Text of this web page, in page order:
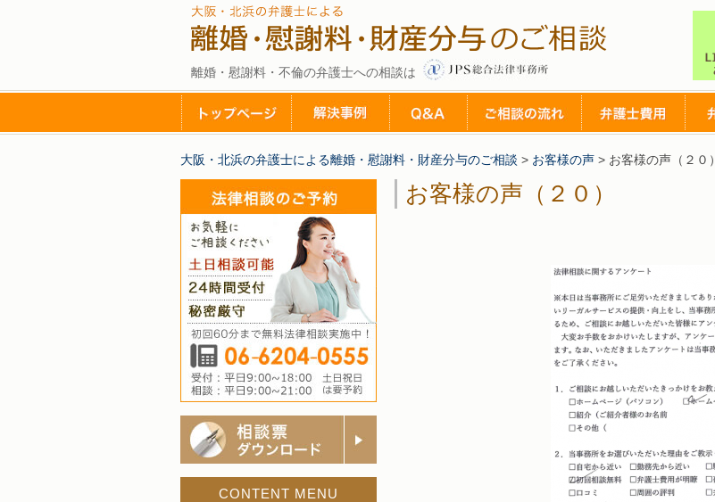
離婚・慰謝料・不倫の弁護士への相談は
大阪・北浜の弁護士による離婚・慰謝料・財産分与のご相談 > お客様の声 > お客様の声（２０）
お客様の声（２０）
CONTENT MENU